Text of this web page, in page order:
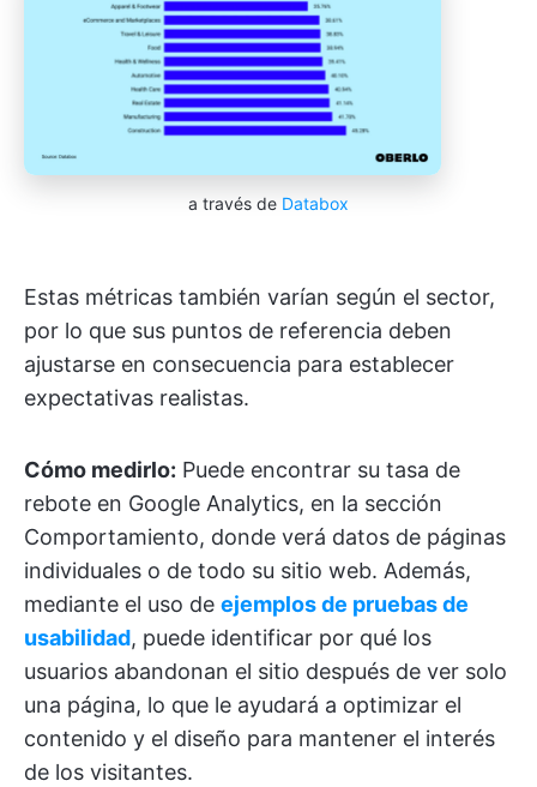
a través de Databox
Estas métricas también varían según el sector,
por lo que sus puntos de referencia deben
ajustarse en consecuencia para establecer
expectativas realistas.
Cómo medirlo: Puede encontrar su tasa de
rebote en Google Analytics, en la sección
Comportamiento, donde verá datos de páginas
individuales o de todo su sitio web. Además,
mediante el uso de ejemplos de pruebas de
usabilidad, puede identificar por qué los
usuarios abandonan el sitio después de ver solo
una página, lo que le ayudará a optimizar el
contenido y el diseño para mantener el interés
de los visitantes.